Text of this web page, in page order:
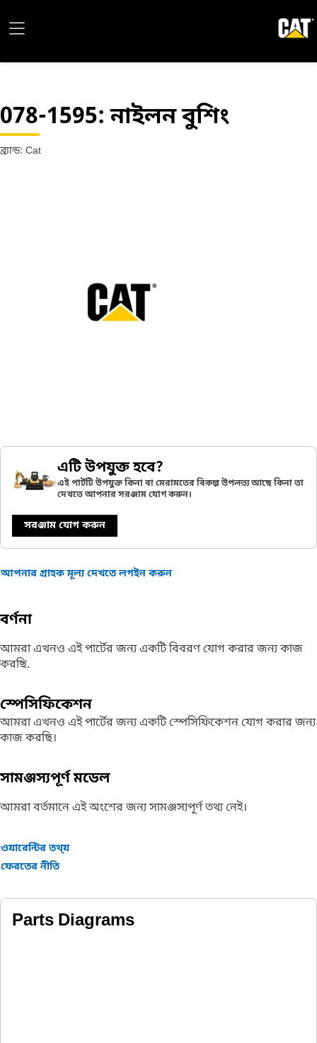
078-1595: নাইলন বুশিং
ব্র্যান্ড: Cat
এটি উপযুক্ত হবে?
এই পার্টটি উপযুক্ত কিনা বা মেরামতের বিকল্প উপলভ্য আছে কিনা তা
দেখতে আপনার সরঞ্জাম যোগ করুন।
সরঞ্জাম যোগ করুন
আপনার গ্রাহক মূল্য দেখতে লগইন করুন
বর্ণনা
আমরা এখনও এই পার্টের জন্য একটি বিবরণ যোগ করার জন্য কাজ
করছি.
স্পেসিফিকেশন
আমরা এখনও এই পার্টের জন্য একটি স্পেসিফিকেশন যোগ করার জন্য
কাজ করছি।
সামঞ্জস্যপূর্ণ মডেল
আমরা বর্তমানে এই অংশের জন্য সামঞ্জস্যপূর্ণ তথ্য নেই।
ওয়ারেন্টির তথ্য়
ফেরতের নীতি
Parts Diagrams